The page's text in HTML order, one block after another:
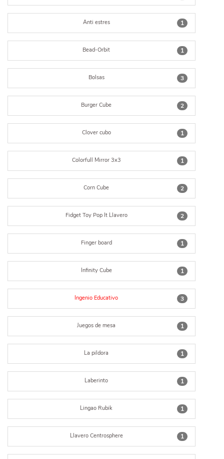
1
Anti estres
1
Bead-Orbit
3
Bolsas
2
Burger Cube
1
Clover cubo
1
Colorfull Mirror 3x3
2
Corn Cube
2
Fidget Toy Pop It Llavero
1
Finger board
1
Infinity Cube
3
Ingenio Educativo
1
Juegos de mesa
1
La pildora
1
Laberinto
1
Lingao Rubik
1
Llavero Centrosphere